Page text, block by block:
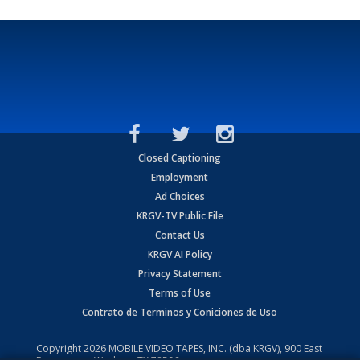
Closed Captioning
Employment
Ad Choices
KRGV-TV Public File
Contact Us
KRGV AI Policy
Privacy Statement
Terms of Use
Contrato de Terminos y Coniciones de Uso
Copyright2026 MOBILE VIDEO TAPES, INC. (dba KRGV), 900 East